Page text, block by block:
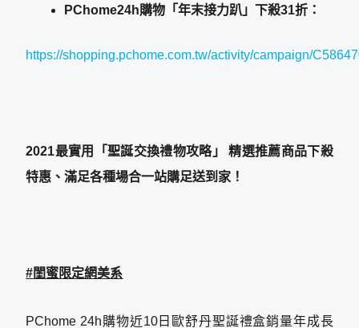
PChome24h購物「年末接力趴」下殺31折：
https://shopping.pchome.com.tw/activity/campaign/
2021最實用「聖誕交換禮物攻略」 精選推薦商品下殺
特惠、滿足各種場合一站購足送到家！
#閨蜜限定網美系
PChome 24h購物近10日歐舒丹聖誕禮盒銷量年成長